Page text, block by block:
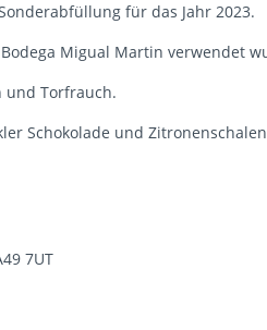
für das Jahr 2023.
Migual Martin
und Torfrauch.
Schokolade und
7UT